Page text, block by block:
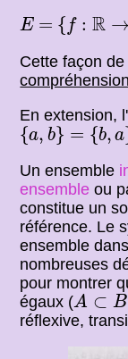
E
E =
= { f : R →
{f :R → |
Cette façon
compréhension
En extension,
{a, b} = {b, a
{a, b}={b,a}.
Un ensemble
ensemble ou
constitue un
référence. Le
ensemble
nombreuses
pour montrer
égaux (A ⊂ B
A⊂B
réflexive,